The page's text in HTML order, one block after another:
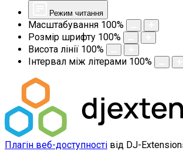
Режим читання
Масштабування 100%
Розмір шрифту 100%
Висота лінії 100%
Інтервал між літерами 100%
Плагін веб-доступності від DJ-